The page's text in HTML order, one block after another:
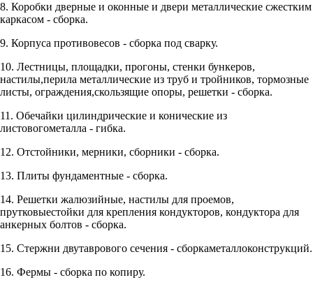
8. Коробки дверные и оконные и двери металлические сжестким
каркасом - сборка.
9. Корпуса противовесов - сборка под сварку.
10. Лестницы, площадки, прогоны, стенки бункеров,
настилы,перила металлические из труб и тройников, тормозные
листы, ограждения,скользящие опоры, решетки - сборка.
11. Обечайки цилиндрические и конические из
листовогометалла - гибка.
12. Отстойники, мерники, сборники - сборка.
13. Плиты фундаментные - сборка.
14. Решетки жалюзийные, настилы для проемов,
прутковыестойки для крепления кондукторов, кондуктора для
анкерных болтов - сборка.
15. Стержни двутаврового сечения - сборкаметаллоконструкций.
16. Фермы - сборка по копиру.